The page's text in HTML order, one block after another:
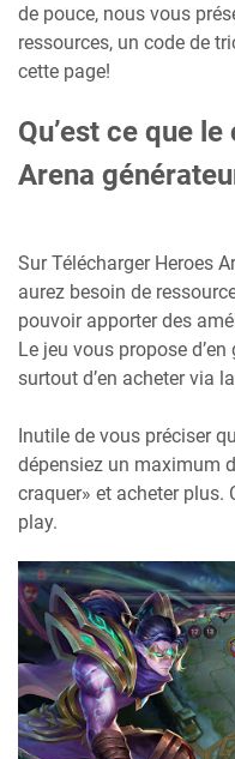
de pouce, nous vous
ressources, un code de
cette page!
Qu’est ce que
Arena
Sur Télécharger Heroes
aurez besoin de
pouvoir apporter des
Le jeu vous propose
surtout d’en acheter via
Inutile de vous préciser
dépensiez un maximum
craquer» et acheter plus.
play.